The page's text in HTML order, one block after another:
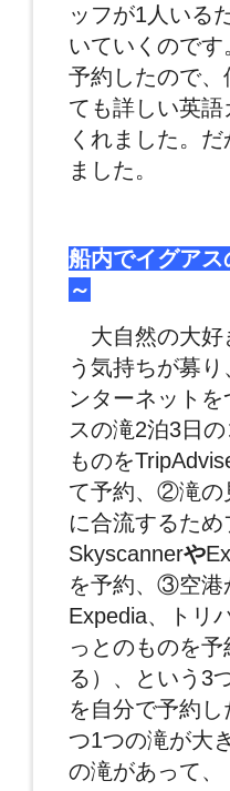
ッフが1人いる
いていくので
予約したので
ても詳しい英
くれました。
ました。
船内でイグア
～
大自然の大好
う気持ちが募
ンターネット
スの滝2泊3日
ものを
て予約、②滝の
に合流するた
Skyscannerや
を予約、③空港
Expedia、トリ
っとのものを
る）、という3
を自分で予約
つ1つの滝が大
の滝があって